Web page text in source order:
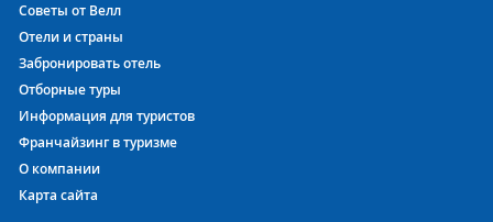
Советы от Велл
Отели и страны
Забронировать отель
Отборные туры
Информация для туристов
Франчайзинг в туризме
О компании
Карта сайта